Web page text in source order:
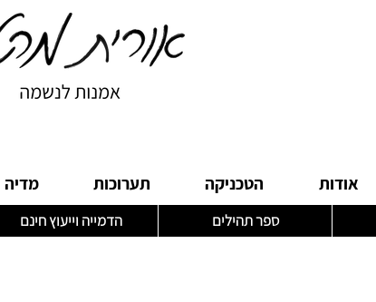
אודות הטכניקה תערוכות מדיה
ספר תהילים הדמייה וייעוץ חינם